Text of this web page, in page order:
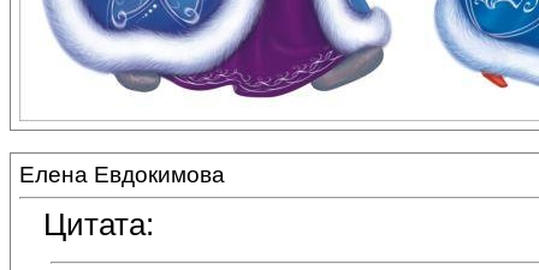
Елена Евдокимова
Цитата: